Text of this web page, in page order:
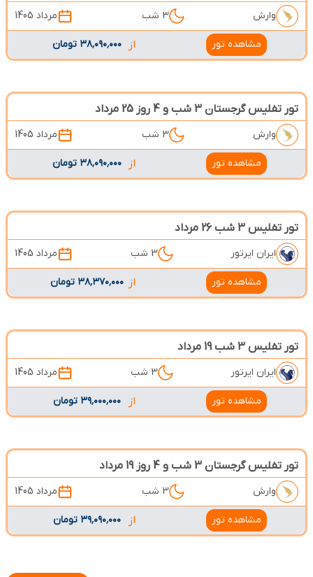
وارش 3 شب مرداد 1405
مشاهده تور از ۳۸٬۰۹۰٬۰۰۰ تومان
تور تفلیس گرجستان 3 شب و 4 روز 25 مرداد
وارش 3 شب مرداد 1405
مشاهده تور از ۳۸٬۰۹۰٬۰۰۰ تومان
تور تفلیس 3 شب 26 مرداد
ایران ایرتور 3 شب مرداد 1405
مشاهده تور از ۳۸٬۳۷۰٬۰۰۰ تومان
تور تفلیس 3 شب 19 مرداد
ایران ایرتور 3 شب مرداد 1405
مشاهده تور از ۳۹٬۰۰۰٬۰۰۰ تومان
تور تفلیس گرجستان 3 شب و 4 روز 19 مرداد
وارش 3 شب مرداد 1405
مشاهده تور از ۳۹٬۰۹۰٬۰۰۰ تومان